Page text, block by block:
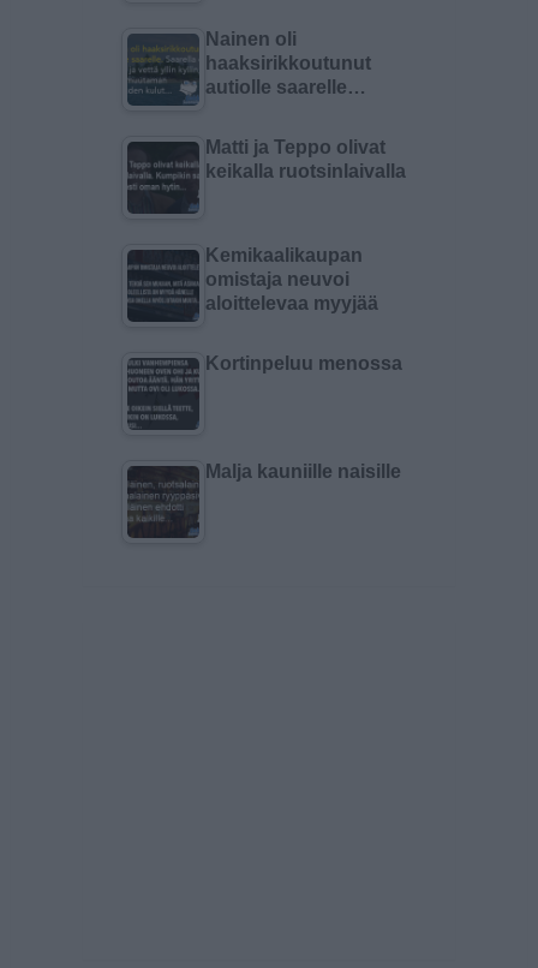
Nainen oli
haaksirikkoutunut
autiolle saarelle…
Matti ja Teppo olivat
keikalla ruotsinlaivalla
Kemikaalikaupan
omistaja neuvoi
aloittelevaa myyjää
Kortinpeluu menossa
Malja kauniille naisille